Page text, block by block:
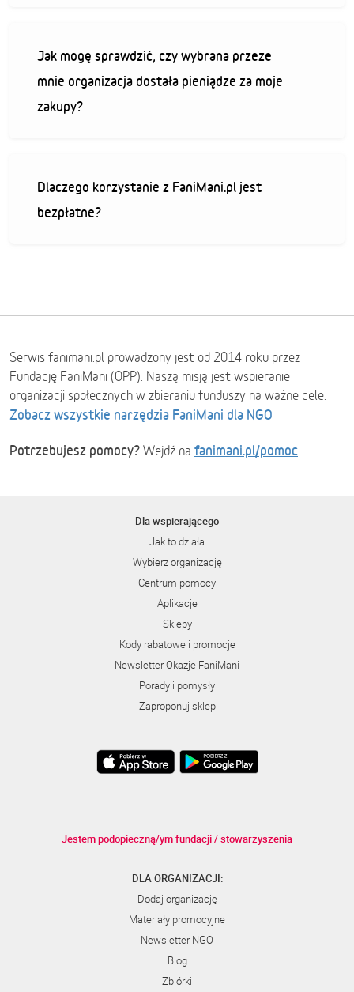
Jak mogę sprawdzić, czy wybrana przeze
mnie organizacja dostała pieniądze za moje
zakupy?
Dlaczego korzystanie z FaniMani.pl jest
bezpłatne?
Serwis fanimani.pl prowadzony jest od 2014 roku przez
Fundację FaniMani (OPP). Naszą misją jest wspieranie
organizacji społecznych w zbieraniu funduszy na ważne cele.
Zobacz wszystkie narzędzia FaniMani dla NGO
Potrzebujesz pomocy? Wejdź na fanimani.pl/pomoc
Dla wspierającego
Jak to działa
Wybierz organizację
Centrum pomocy
Aplikacje
Sklepy
Kody rabatowe i promocje
Newsletter Okazje FaniMani
Porady i pomysły
Zaproponuj sklep
Jestem podopieczną/ym fundacji / stowarzyszenia
DLA ORGANIZACJI:
Dodaj organizację
Materiały promocyjne
Newsletter NGO
Blog
Zbiórki